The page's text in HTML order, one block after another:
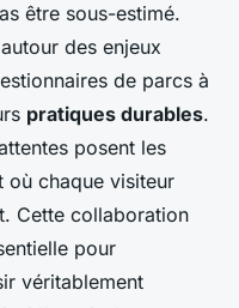
être sous-estimé.
autour des enjeux
de parcs à
pratiques durables.
posent les
où chaque visiteur
Cette collaboration
pour
véritablement